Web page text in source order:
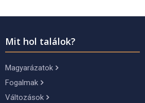
Mit hol találok?
Magyarázatok
Fogalmak
Változások